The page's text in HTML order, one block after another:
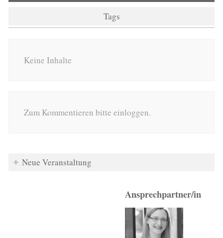
Tags
Keine Inhalte
Zum Kommentieren bitte einloggen.
Neue Veranstaltung
Ansprechpartner/in